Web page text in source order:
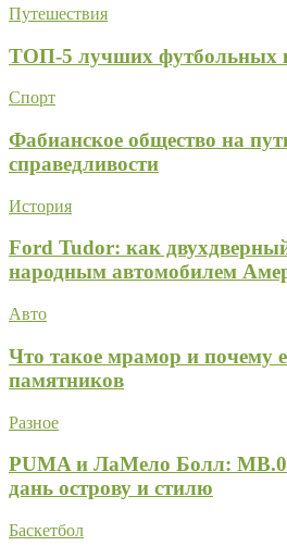
Путешествия
ТОП-5 лучших футбольных
Спорт
Фабианское общество на
справедливости
История
Ford Tudor: как
народным автомобилем
Авто
Что такое мрамор и почему
памятников
Разное
PUMA и ЛаМело Болл:
дань острову и стилю
Баскетбол